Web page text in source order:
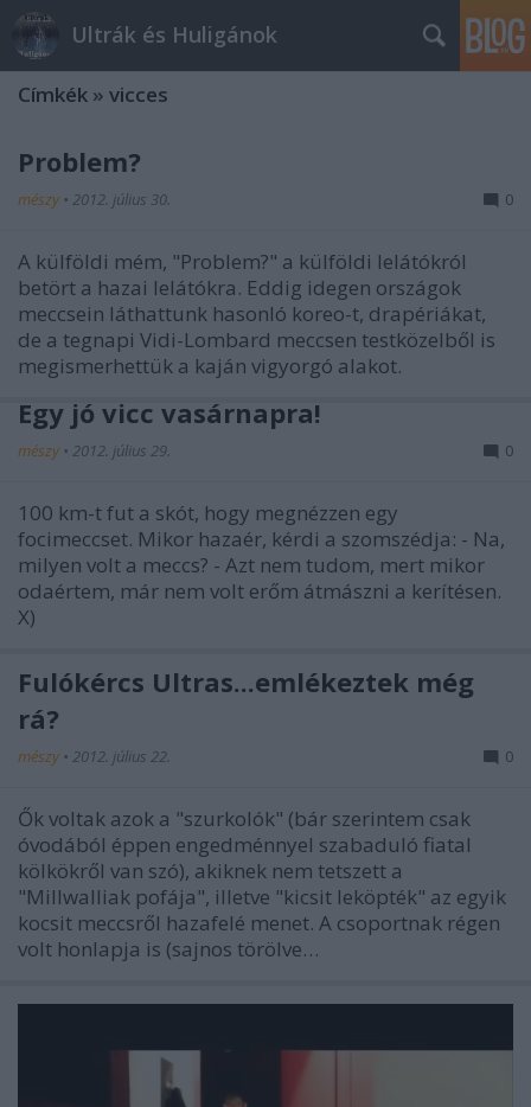
Ultrák és Huligánok
Címkék » vicces
Problem?
mészy • 2012. július 30. 0
A külföldi mém, "Problem?" a külföldi lelátókról
betört a hazai lelátókra. Eddig idegen országok
meccsein láthattunk hasonló koreo-t, drapériákat,
de a tegnapi Vidi-Lombard meccsen testközelből is
megismerhettük a kaján vigyorgó alakot.
Egy jó vicc vasárnapra!
mészy • 2012. július 29. 0
100 km-t fut a skót, hogy megnézzen egy
focimeccset. Mikor hazaér, kérdi a szomszédja: - Na,
milyen volt a meccs? - Azt nem tudom, mert mikor
odaértem, már nem volt erőm átmászni a kerítésen.
X)
Fulókércs Ultras...emlékeztek még
rá?
mészy • 2012. július 22. 0
Ők voltak azok a "szurkolók" (bár szerintem csak
óvodából éppen engedménnyel szabaduló fiatal
kölkökről van szó), akiknek nem tetszett a
"Millwalliak pofája", illetve "kicsit leköpték" az egyik
kocsit meccsről hazafelé menet. A csoportnak régen
volt honlapja is (sajnos törölve…